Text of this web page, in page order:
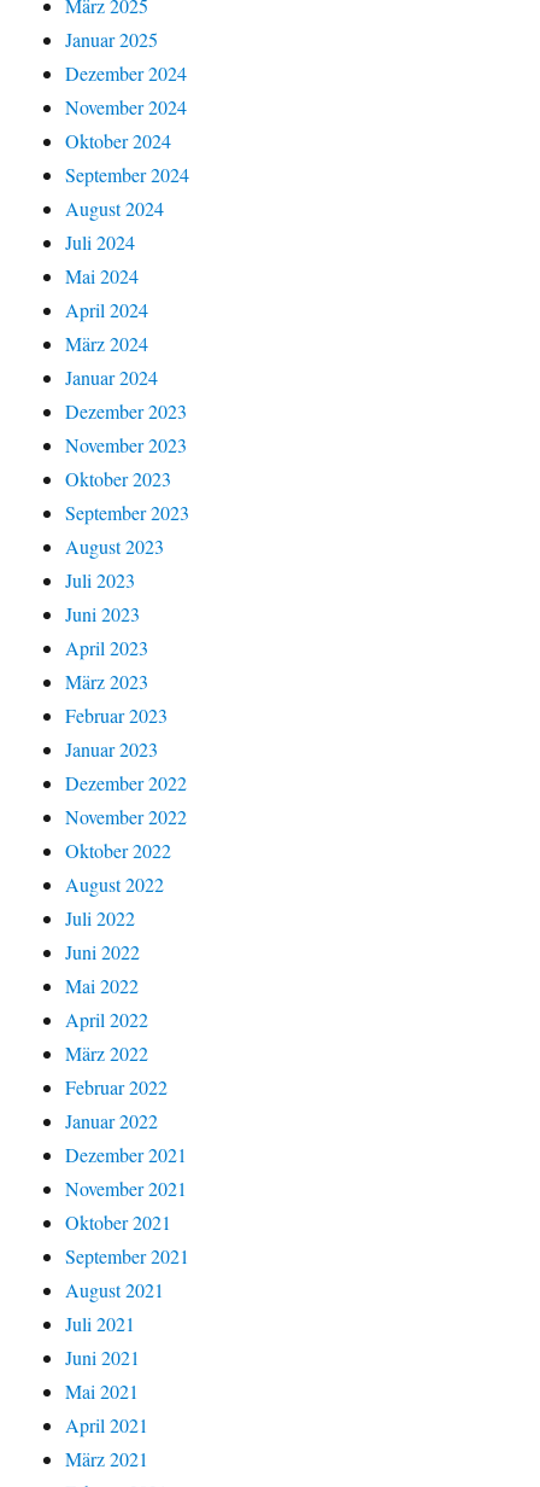
März 2025
Januar 2025
Dezember 2024
November 2024
Oktober 2024
September 2024
August 2024
Juli 2024
Mai 2024
April 2024
März 2024
Januar 2024
Dezember 2023
November 2023
Oktober 2023
September 2023
August 2023
Juli 2023
Juni 2023
April 2023
März 2023
Februar 2023
Januar 2023
Dezember 2022
November 2022
Oktober 2022
August 2022
Juli 2022
Juni 2022
Mai 2022
April 2022
März 2022
Februar 2022
Januar 2022
Dezember 2021
November 2021
Oktober 2021
September 2021
August 2021
Juli 2021
Juni 2021
Mai 2021
April 2021
März 2021